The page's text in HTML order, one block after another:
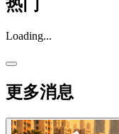
热门
Loading...
更多消息